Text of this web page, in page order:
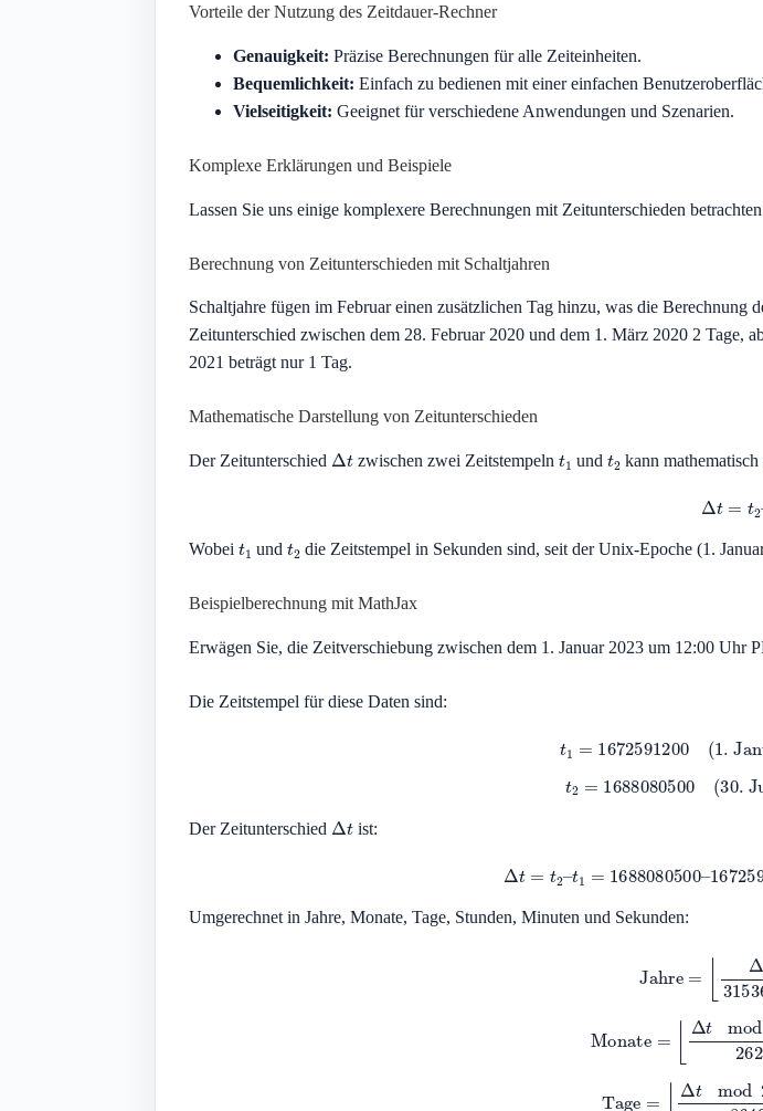
Vorteile der Nutzung des Zeitdauer-Rechner
Genauigkeit: Präzise Berechnungen für alle Zeiteinheiten.
Bequemlichkeit: Einfach zu bedienen mit einer einfachen
Vielseitigkeit: Geeignet für verschiedene Anwendungen und Szenarien.
Komplexe Erklärungen und Beispiele
Lassen Sie uns einige komplexere Berechnungen mit Zeitunterschieden
Berechnung von Zeitunterschieden mit Schaltjahren
Schaltjahre fügen im Februar einen zusätzlichen Tag hinzu, was die Berechnung
Zeitunterschied zwischen dem 28. Februar 2020 und dem 1. März 2020 2 Tage,
2021 beträgt nur 1 Tag.
Mathematische Darstellung von Zeitunterschieden
Der Zeitunterschied Δ zwischen zwei Zeitstempeln t1 und t2 kann
Δt 2–
Wobei t und t2 die Zeitstempel in Sekunden sind, seit der Unix-Epoche (1.
Beispielberechnung mit MathJax
Erwägen Sie, die Zeitverschiebung zwischen dem 1. Januar 2023 um 12:00 Uhr
Die Zeitstempel für diese Daten sind:
1672591200
(1.
1688080500 (30.
Der Zeitunterschied Δ ist:
Δt 2– 1 1688080500–
Umgerechnet in Jahre, Monate, Tage, Stunden, Minuten und Sekunden:
Δ
t mod
Δ mod